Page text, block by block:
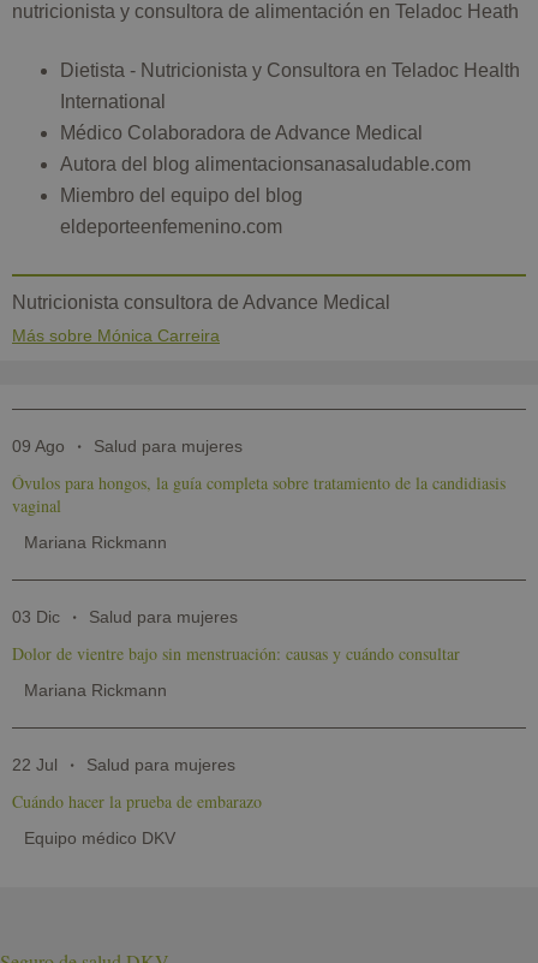
nutricionista y consultora de alimentación en Teladoc Heath
Dietista - Nutricionista y Consultora en Teladoc Health
International
Médico Colaboradora de Advance Medical
Autora del blog alimentacionsanasaludable.com
Miembro del equipo del blog
eldeporteenfemenino.com
Nutricionista consultora de Advance Medical
Más sobre Mónica Carreira
09 Ago Salud para mujeres
Óvulos para hongos, la guía completa sobre tratamiento de la candidiasis
vaginal
Mariana Rickmann
03 Dic Salud para mujeres
Dolor de vientre bajo sin menstruación: causas y cuándo consultar
Mariana Rickmann
22 Jul Salud para mujeres
Cuándo hacer la prueba de embarazo
Equipo médico DKV